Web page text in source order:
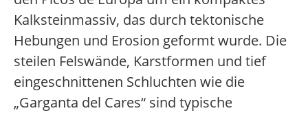
Kalksteinmassiv, das durch tektonische
Hebungen und Erosion geformt wurde. Die
steilen Felswände, Karstformen und tief
eingeschnittenen Schluchten wie die
„Garganta del Cares“ sind typische